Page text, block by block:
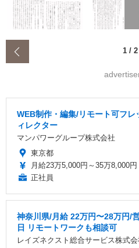
1 / 2
WEB制作・編集/リモート可フ
ィレクター
マンパワーグループ株式会社
東京都
月給23万5,000円～35万8,000円
正社員
神奈川県/月給 22万円〜28万円/
日 リモートワークも相談可
レイズネクスト総合サービス株式会